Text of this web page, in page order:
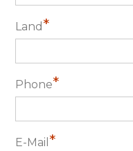
Land *
Phone*
E-Mail *